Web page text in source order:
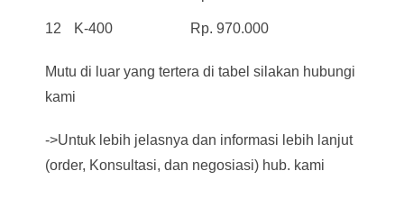
12 K-400 Rp. 970.000
Mutu di luar yang tertera di tabel silakan hubungi
kami
->Untuk lebih jelasnya dan informasi lebih lanjut
(order, Konsultasi, dan negosiasi) hub. kami